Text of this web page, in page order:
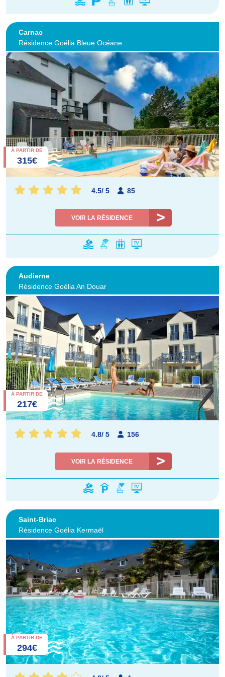
Carnac
Résidence Goélia Bleue Océane
À PARTIR DE
315€
4.5/ 5 85
VOIR LA RÉSIDENCE
Audierne
Résidence Goélia An Douar
À PARTIR DE
217€
4.8/ 5 156
VOIR LA RÉSIDENCE
Saint-Briac
Résidence Goélia Kermaël
À PARTIR DE
294€